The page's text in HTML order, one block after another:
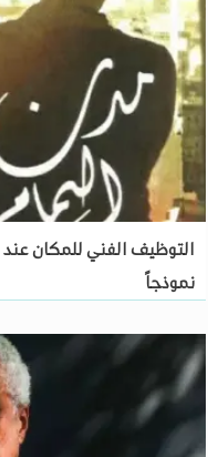
التوظيف الفني للمكان عند
نموذجاً